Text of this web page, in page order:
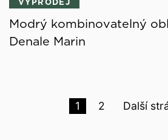
Modrý kombinovatelný
Denale Marin
1 2 Další